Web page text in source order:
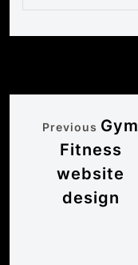
Previous Gym
Fitness
website
design